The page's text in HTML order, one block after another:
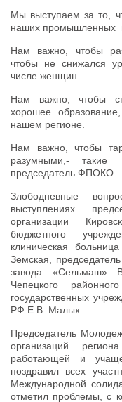
Мы выступаем за то,
наших промышленных
Нам важно, чтобы
чтобы не снижался
числе женщин.
Нам важно, чтобы
хорошее
нашем регионе.
Нам важно, чтобы
разумными,-
председатель ФПОКО.
Злободневные
выступлениях
организации
бюджетного
клиническая
Земская,
завода «Сельмаш»
Чепецкого
государственных
РФ Е.В. Малых
Председатель
организаций
работающей и
поздравил всех
Международной
отметил проблемы, с